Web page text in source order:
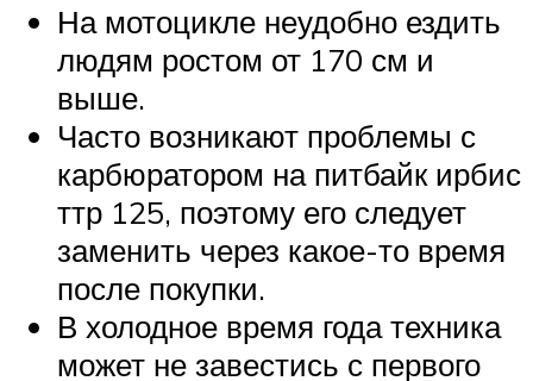
На мотоцикле неудобно ездить
людям ростом от 170 см и
выше.
Часто возникают проблемы с
карбюратором на питбайк ирбис
ттр 125, поэтому его следует
заменить через какое-то время
после покупки.
В холодное время года техника
может не завестись с первого